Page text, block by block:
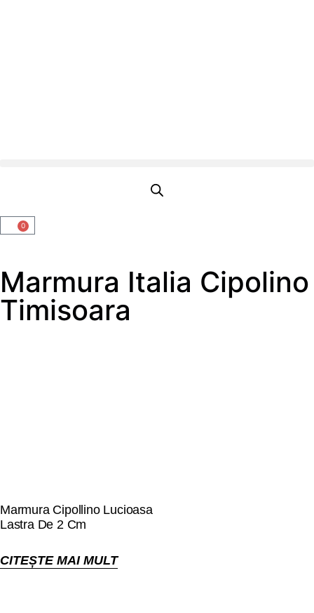
0
Marmura Italia Cipolino
Timisoara
Marmura Cipollino Lucioasa
Lastra De 2 Cm
CITEȘTE MAI MULT